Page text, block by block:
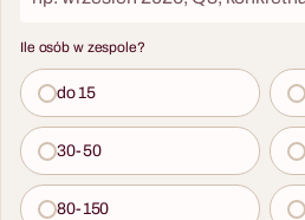
Ile osób w zespole?
do 15
30-50
80-150